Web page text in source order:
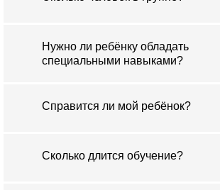
Нужно ли ребёнку обладать
специальными навыками?
Справится ли мой ребёнок?
Сколько длится обучение?